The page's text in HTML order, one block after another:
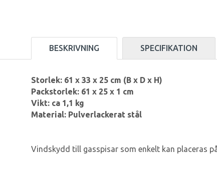
BESKRIVNING SPECIFIKATION
Storlek: 61 x 33 x 25 cm (B x D x H)
Packstorlek: 61 x 25 x 1 cm
Vikt: ca 1,1 kg
Material: Pulverlackerat stål
Vindskydd till gasspisar som enkelt kan placeras